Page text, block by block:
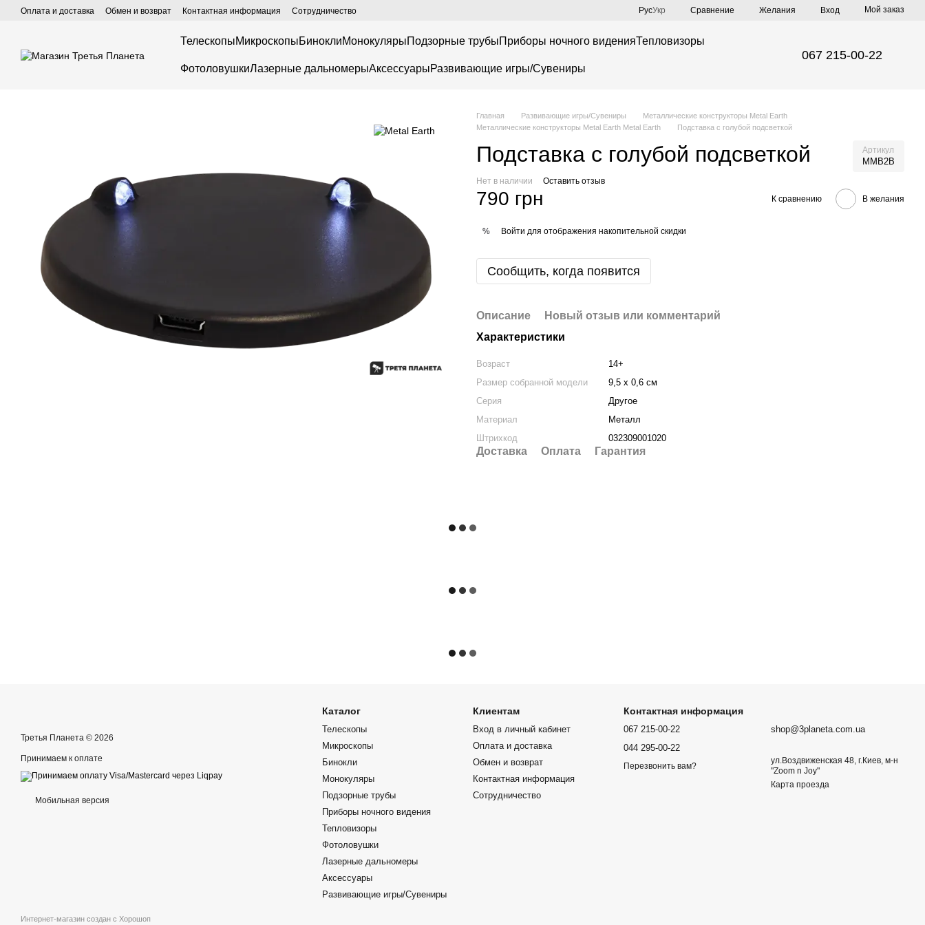
Перейти к основному контенту
Оплата и доставка Обмен и возврат Контактная информация Сотрудничество РусУкр Сравнение Желания Вход Мой заказ
ТелескопыМикроскопыБиноклиМонокулярыПодзорные трубыПриборы ночного виденияТепловизоры
ФотоловушкиЛазерные дальномерыАксессуарыРазвивающие игры/Сувениры
067 215-00-22
Главная Развивающие игры/Сувениры
Металлические конструкторы Metal Earth
Металлические конструкторы Metal Earth Metal Earth
Подставка с голубой подсветкой
Подставка с голубой подсветкой Артикул
MMB2B
Нет в наличии Оставить отзыв
790 грн К сравнению В желания
% Войти для отображения накопительной скидки
Сообщить, когда появится
Описание
Новый отзыв или комментарий
Характеристики
Возраст
14+
Размер собранной модели
9,5 х 0,6 см
Серия
Другое
Материал
Металл
Штрихкод
032309001020
Доставка Оплата Гарантия
Третья Планета © 2026
Принимаем к оплате
Мобильная версия
Интернет-магазин создан с Хорошоп
Каталог
Телескопы
Микроскопы
Бинокли
Монокуляры
Подзорные трубы
Приборы ночного видения
Тепловизоры
Фотоловушки
Лазерные дальномеры
Аксессуары
Развивающие игры/Сувениры
Клиентам
Вход в личный кабинет
Оплата и доставка
Обмен и возврат
Контактная информация
Сотрудничество
Контактная информация
067 215-00-22
044 295-00-22
Перезвонить вам?
shop@3planeta.com.ua
ул.Воздвиженская 48, г.Киев, м-н
"Zoom n Joy"
Карта проезда